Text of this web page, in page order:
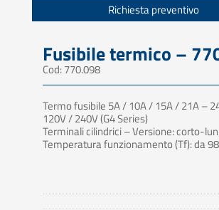
Richiesta preventivo
Fusibile termico –
Cod: 770.098
Termo fusibile 5A / 10A / 15A / 21A –
120V / 240V (G4 Series)
Terminali cilindrici – Versione: corto-
Temperatura funzionamento (Tf): da